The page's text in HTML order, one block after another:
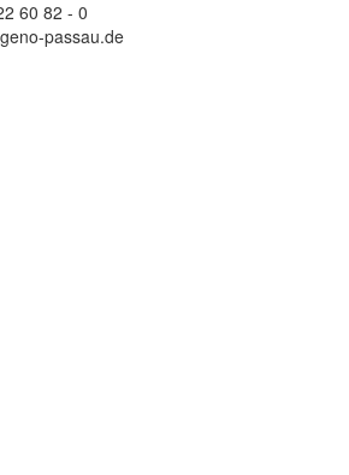
60 82 - 0
passau.de